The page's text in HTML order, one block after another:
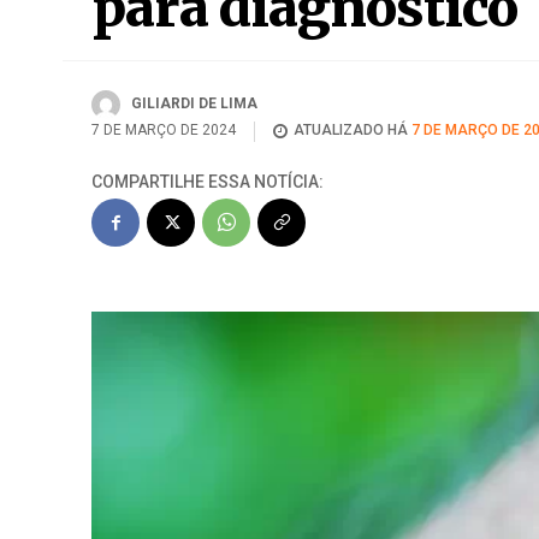
GILIARDI DE LIMA
7 DE MARÇO DE 2024
ATUALIZADO HÁ 7 DE MARÇO DE
COMPARTILHE ESSA NOTÍCIA: